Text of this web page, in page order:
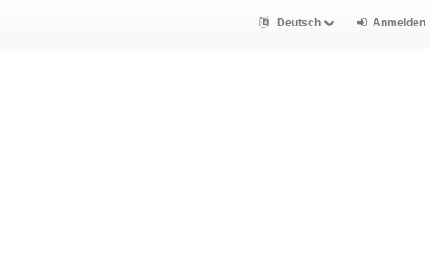
Deutsch Anmelden